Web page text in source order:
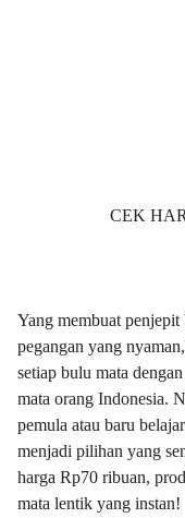
CEK
Yang membuat
pegangan yang
setiap bulu mata
mata orang Indonesia.
pemula atau baru
menjadi pilihan yang
harga Rp70 ribuan,
mata lentik yang instan!